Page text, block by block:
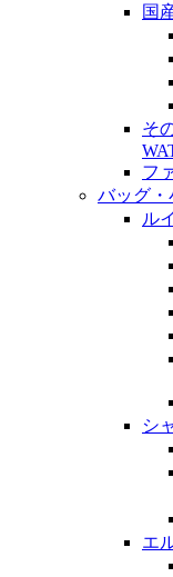
国
そ
フ
バッグ・
ル
シ
エ